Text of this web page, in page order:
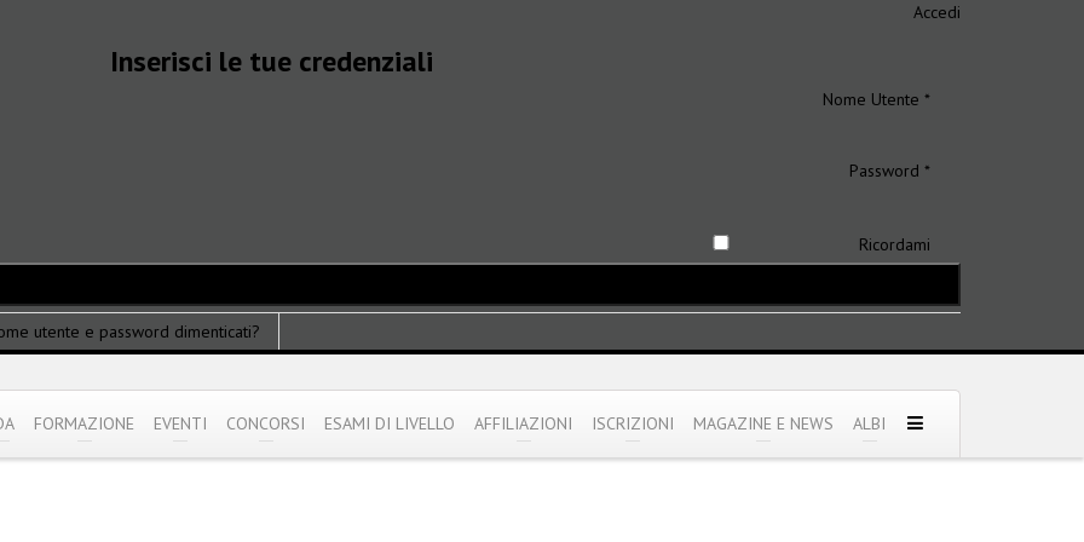
Accedi
Inserisci le tue credenziali
Nome Utente *
Password *
Ricordami
utente e password dimenticati?
FORMAZIONE EVENTI CONCORSI ESAMI DI LIVELLO AFFILIAZIONI ISCRIZIONI MAGAZINE E NEWS ALBI